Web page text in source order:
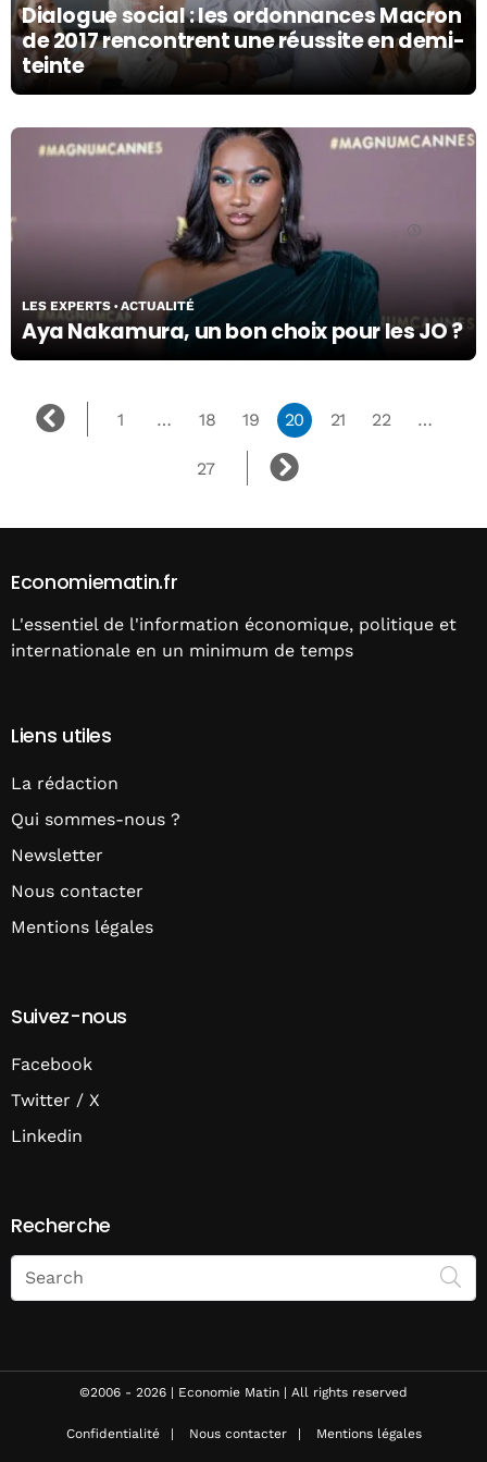
Dialogue social : les ordonnances Macron
de 2017 rencontrent une réussite en demi-
teinte
Aya Nakamura, un bon choix pour les JO ?
LES EXPERTS ACTUALITÉ
1 … 18 19 20 21 22 …
27
Economiematin.fr
L'essentiel de l'information économique, politique et
internationale en un minimum de temps
Liens utiles
La rédaction
Qui sommes-nous ?
Newsletter
Nous contacter
Mentions légales
Suivez-nous
Facebook
Twitter / X
Linkedin
Recherche
Search
on
Economie
©2006 - 2026 | Economie Matin | All rights reserved
Confidentialité Nous contacter Mentions légales